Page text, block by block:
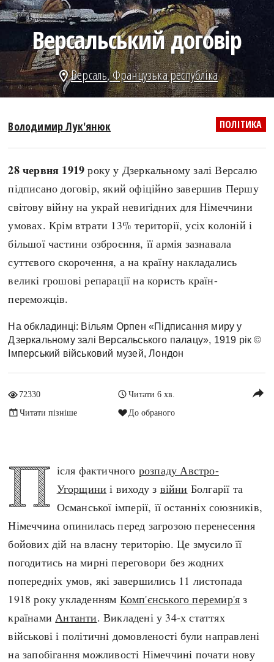
search
СЬОГОДНІ
ПРАВИЛА ЖИТТЯ
ПОДКАСТИ
КАРТИ
НОТА БЕНЕ
ПРЯМА МОВА
МОЯ ІСТОРІЯ
Авіація і космонавтика
Архітектура і будівництво
Битви і війни
Катастрофи
Кримінал
Наука, освіта і техніка
Особистості
Релігія
Розваги і дозвілля
Спорт
Чудеса світу
Княжа доба
Козацька доба
Україна радянська
Україна незалежна
Азія
Америка
А(нта)рктика
Хронологія
Античні часи
Пізнє Середньовіччя
Нова історія
Новітня історія
Наш час
Індекси
Нові статті
Визначальні події
#Хештеги
Версальський договір
location_onВерсаль,Французька республіка
ПОЛІТИКА
Володимир Лук'янюк
28 червня 1919 року у Дзеркальному залі Версалю
підписано договір, який офіційно завершив Першу
світову війну на украй невигідних для Німеччини
умовах. Крім втрати 13% території, усіх колоній і
більшої частини озброєння, її армія зазнавала
суттєвого скорочення, а на країну накладались
великі грошові репарації на користь країн-
переможців.
На обкладинці: Вільям Орпен «Підписання миру у
Дзеркальному залі Версальського палацу», 1919 рік ©
Імперський військовий музей, Лондон
72330
Читати 6 хв.
Читати пізніше
До обраного
reply
П ісля фактичного розпаду Австро-
Угорщини і виходу з війни Болгарії та
Османської імперії, її останніх союзників,
Німеччина опинилась перед загрозою перенесення
бойових дій на власну територію. Це змусило її
погодитись на мирні переговори без жодних
попередніх умов, які завершились 11 листопада
1918 року укладенням Комп'єнського перемир'я з
країнами Антанти. Викладені у 34-х статтях
військові і політичні домовленості були направлені
на запобігання можливості Німеччині почати нову